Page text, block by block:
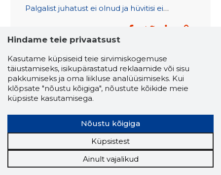
Palgalist juhatust ei olnud ja hüvitisi ei
Hindame teie privaatsust
Kasutame küpsiseid teie sirvimiskogemuse
täiustamiseks, isikupärastatud reklaamide või sisu
pakkumiseks ja oma liikluse analüüsimiseks. Kui
klõpsate "nõustu kõigiga", nõustute kõikide meie
küpsiste kasutamisega.
Nõustu kõigiga
Küpsistest
Ainult vajalikud